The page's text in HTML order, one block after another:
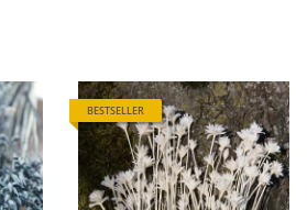
BESTSELLER